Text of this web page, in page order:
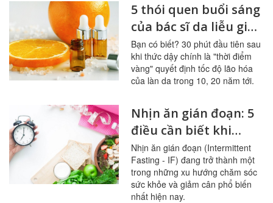
5 thói quen buổi sáng
của bác sĩ da liễu giúp
hạn chế lão hóa hiệu
quả
Bạn có biết? 30 phút đầu tiên sau
khi thức dậy chính là "thời điểm
vàng" quyết định tốc độ lão hóa
của làn da trong 10, 20 năm tới.
Nhịn ăn gián đoạn: 5
điều cần biết khi
giảm cân
Nhịn ăn gián đoạn (Intermittent
Fasting - IF) đang trở thành một
trong những xu hướng chăm sóc
sức khỏe và giảm cân phổ biến
nhất hiện nay.